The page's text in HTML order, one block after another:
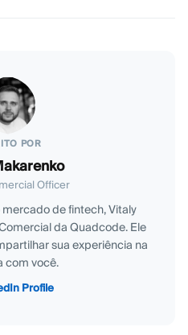
POR
Officer
de fintech, Vitaly
da Quadcode. Ele
sua experiência na
com você.
Profile